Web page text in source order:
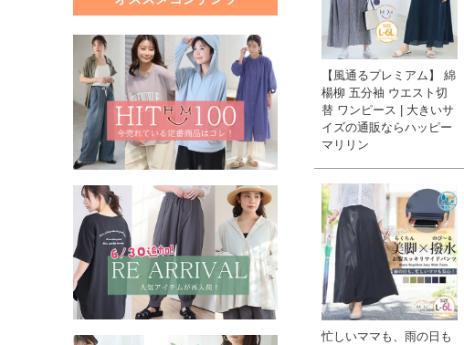
【風通るプレミアム】 綿
楊柳 五分袖 ウエスト切
替 ワンピース | 大きいサ
イズの通販ならハッピー
マリリン
忙しいママも、雨の日も